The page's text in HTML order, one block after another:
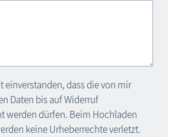
einverstanden, dass die von mir
Daten bis auf Widerruf
werden dürfen. Beim Hochladen
keine Urheberrechte verletzt.